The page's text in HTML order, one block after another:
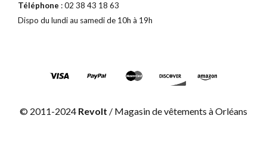
Téléphone : 02 38 43 18 63
Dispo du lundi au samedi de 10h à 19h
© 2011-2024 Revolt / Magasin de vêtements à Orléans